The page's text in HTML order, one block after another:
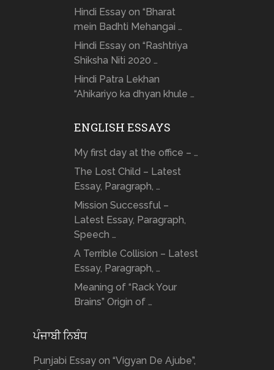
Hindi Essay on “Bharat
mein Badhti Mehangai …
Hindi Essay on “Rashtriya
Shiksha Niti 2020 …
Hindi Patra Lekhan
“Ahikariyo ka dhyan khule …
ENGLISH ESSAYS
My first day at the office – …
The Lost Child – Latest
Essay, Paragraph, …
Mission Successful –
Latest Essay, Paragraph,
Speech …
A Terrible Collision – Latest
Essay, Paragraph, …
Meaning of “Rack Your
Brains” Origin of …
ਪੰਜਾਬੀ ਨਿਬੰਧ
Punjabi Essay on “Vigyan De Ajube”,